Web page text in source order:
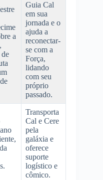
a
Guia Cal
em sua
jornada e o
ajuda a
reconectar-
se com a
Força,
lidando
com seu
próprio
passado.
Transporta
Cal e Cere
pela
galáxia e
oferece
suporte
logístico e
cômico.